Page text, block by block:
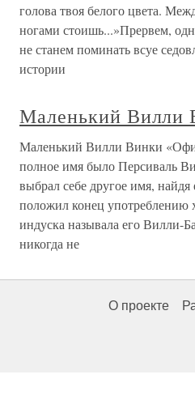
голова твоя белого цвета.
ногами стоишь...»Прервем,
не станем поминать всуе
истории
Маленький Вилли
Маленький Вилли Винки
полное имя было Персиваль
выбрал себе другое имя,
положил конец употреблению
индуска называла его Вилли-
никогда не
О проекте